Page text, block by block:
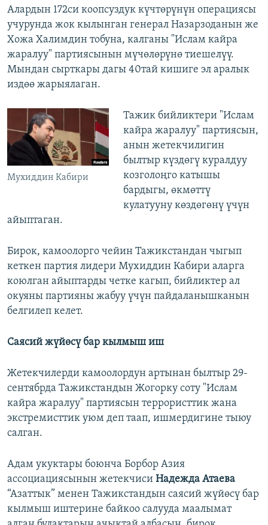
Алардын 172си коопсуздук күчтөрүнүн операциясы
учурунда жок кылынган генерал Назарзоданын же
Хожа Халимдин тобуна, калганы "Ислам кайра
жаралуу" партиясынын мүчөлөрүнө тиешелүү.
Мындан сырткары дагы 40тай кишиге эл аралык
издөө жарыялаган.
Мухиддин Кабири
Тажик бийликтери "Ислам
кайра жаралуу" партиясын,
анын жетекчилигин
былтыр күздөгү куралдуу
козголоңго катышы
бардыгы, өкмөттү
кулатууну көздөгөнү үчүн
айыптаган.
Бирок, камоолорго чейин Тажикстандан чыгып
кеткен партия лидери Мухиддин Кабири аларга
коюлган айыптарды четке кагып, бийликтер ал
окуяны партияны жабуу үчүн пайдаланышканын
белгилеп келет.
Саясий жүйөсү бар кылмыш иш
Жетекчилерди камоолордун артынан былтыр 29-
сентябрда Тажикстандын Жогорку соту "Ислам
кайра жаралуу" партиясын террористтик жана
экстремисттик уюм деп таап, ишмердигине тыюу
салган.
Адам укуктары боюнча Борбор Азия
ассоциациясынын жетекчиси Надежда Атаева
“Азаттык” менен Тажикстандын саясий жүйөсү бар
кылмыш иштерине байкоо салууда маалымат